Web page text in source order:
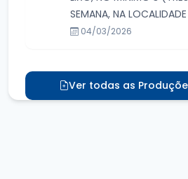
SEMANA, NA
04/03/2026
Ver todas as